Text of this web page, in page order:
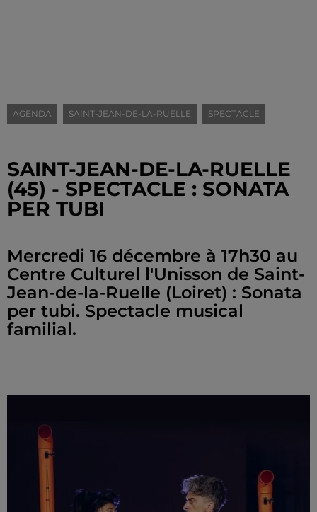
AGENDA SAINT-JEAN-DE-LA-RUELLE SPECTACLE
SAINT-JEAN-DE-LA-RUELLE
(45) - SPECTACLE : SONATA
PER TUBI
Mercredi 16 décembre à 17h30 au
Centre Culturel l'Unisson de Saint-
Jean-de-la-Ruelle (Loiret) : Sonata
per tubi. Spectacle musical
familial.